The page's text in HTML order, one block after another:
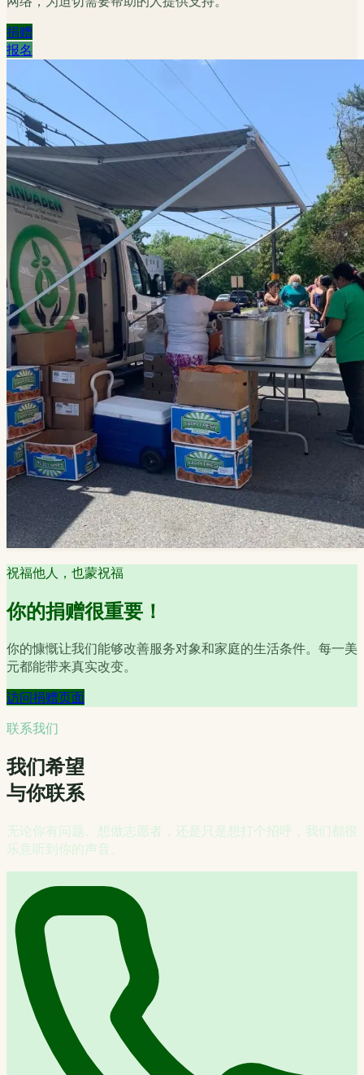
捐赠
报名
祝福他人，也蒙祝福
你的捐赠很重要！
你的慷慨让我们能够改善服务对象和家庭的生活条件。每一美
元都能带来真实改变。
访问捐赠页面
联系我们
我们希望
与你联系
无论你有问题、想做志愿者，还是只是想打个招呼，我们都很
乐意听到你的声音。